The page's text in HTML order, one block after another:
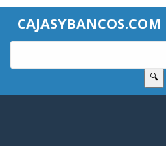
CAJASYBANCOS.COM
🔍